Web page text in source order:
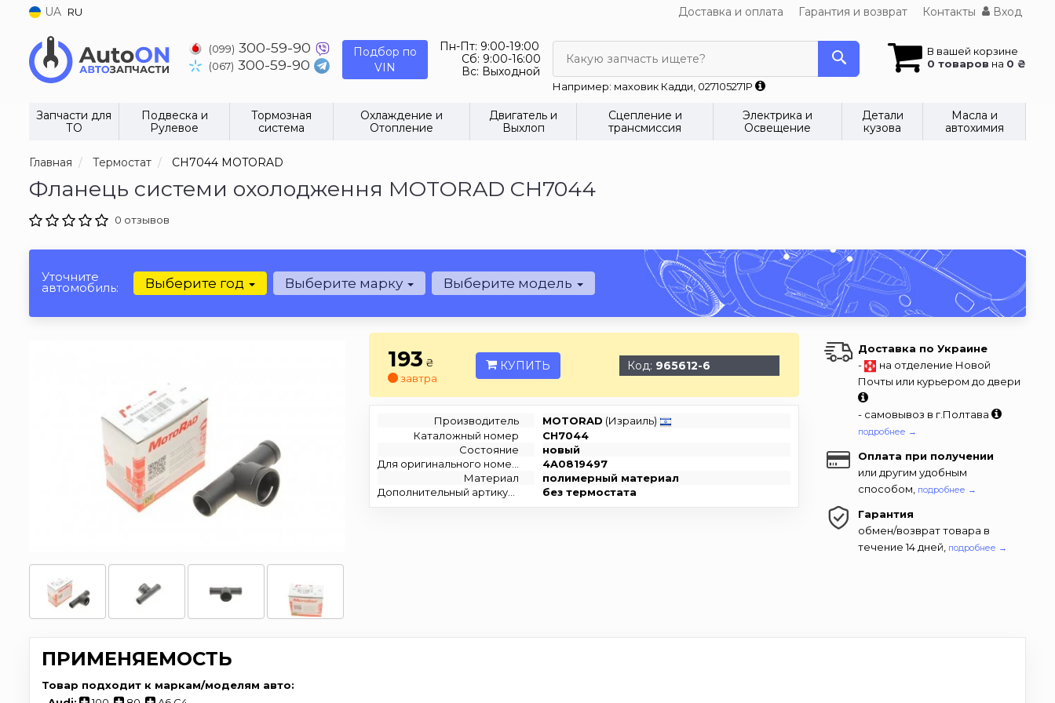
UA RU Доставка и оплата Гарантия и возврат Контакты Вход
(099) 300-59-90
(067) 300-59-90
Подбор по
VIN
Пн-Пт: 9:00-19:00
Сб: 9:00-16:00
Вс: Выходной
В вашей корзине
0 товаров на 0 ₴
Какую запчасть ищете?
Например: маховик Кадди, 027105271P
Запчасти для
ТО
Подвеска и
Рулевое
Тормозная
система
Охлаждение и
Отопление
Двигатель и
Выхлоп
Сцепление и
трансмиссия
Электрика и
Освещение
Детали
кузова
Масла и
автохимия
Главная Термостат CH7044 MOTORAD
Фланець системи охолодження MOTORAD CH7044
0 отзывов
Уточните
автомобиль: Выберите год Выберите марку Выберите модель
193 ₴
завтра
КУПИТЬ Код: 965612-6
Производитель MOTORAD (Израиль)
Каталожный номер
CH7044
Состояние
новый
4A0819497
Материал
полимерный материал
без термостата
Доставка по Украине
-
на отделение Новой
Почты или курьером до двери
- самовывоз в г.Полтава
подробнее →
Оплата при получении
или другим удобным
способом, подробнее →
Гарантия
обмен/возврат товара в
течение 14 дней, подробнее →
ПРИМЕНЯЕМОСТЬ
Товар подходит к маркам/моделям авто: